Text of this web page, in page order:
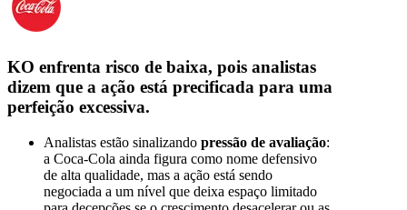
KO enfrenta risco de baixa, pois analistas
dizem que a ação está precificada para uma
perfeição excessiva.
Analistas estão sinalizando pressão de avaliação:
a Coca-Cola ainda figura como nome defensivo
de alta qualidade, mas a ação está sendo
negociada a um nível que deixa espaço limitado